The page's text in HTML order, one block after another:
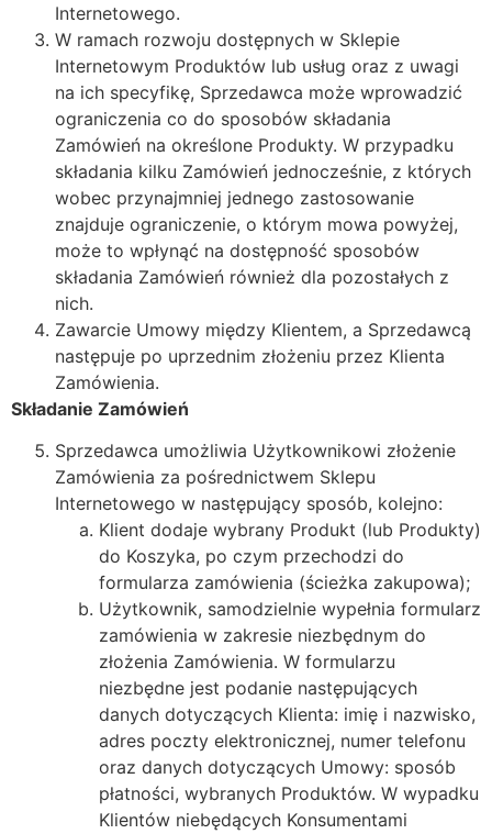
Internetowego.
W ramach rozwoju dostępnych w Sklepie
Internetowym Produktów lub usług oraz z uwagi
na ich specyfikę, Sprzedawca może wprowadzić
ograniczenia co do sposobów składania
Zamówień na określone Produkty. W przypadku
składania kilku Zamówień jednocześnie, z których
wobec przynajmniej jednego zastosowanie
znajduje ograniczenie, o którym mowa powyżej,
może to wpłynąć na dostępność sposobów
składania Zamówień również dla pozostałych z
nich.
Zawarcie Umowy między Klientem, a Sprzedawcą
następuje po uprzednim złożeniu przez Klienta
Zamówienia.
Składanie Zamówień
Sprzedawca umożliwia Użytkownikowi złożenie
Zamówienia za pośrednictwem Sklepu
Internetowego w następujący sposób, kolejno:
Klient dodaje wybrany Produkt (lub Produkty)
do Koszyka, po czym przechodzi do
formularza zamówienia (ścieżka zakupowa);
Użytkownik, samodzielnie wypełnia formularz
zamówienia w zakresie niezbędnym do
złożenia Zamówienia. W formularzu
niezbędne jest podanie następujących
danych dotyczących Klienta: imię i nazwisko,
adres poczty elektronicznej, numer telefonu
oraz danych dotyczących Umowy: sposób
płatności, wybranych Produktów. W wypadku
Klientów niebędących Konsumentami